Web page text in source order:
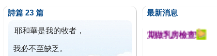
詩篇 23 篇
耶和華是我的牧者，
我必不至缺乏。
最新消息
今已篩檢出1700位乳癌患者,提醒您定期做乳房檢查!